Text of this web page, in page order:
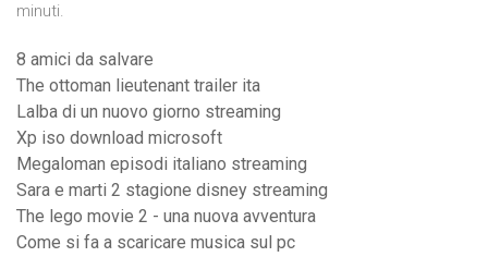
minuti.
8 amici da salvare
The ottoman lieutenant trailer ita
Lalba di un nuovo giorno streaming
Xp iso download microsoft
Megaloman episodi italiano streaming
Sara e marti 2 stagione disney streaming
The lego movie 2 - una nuova avventura
Come si fa a scaricare musica sul pc